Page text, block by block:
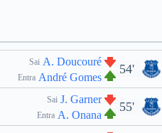
54'
Sai A. Doucouré
Entra André Gomes
55'
Sai J. Garner
Entra A. Onana